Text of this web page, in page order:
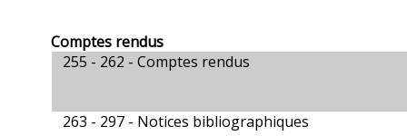
Comptes rendus
255 - 262 -Comptes rendus
263 - 297 - Notices bibliographiques